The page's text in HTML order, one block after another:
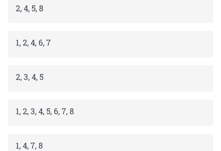
2, 4, 5, 8
1, 2, 4, 6, 7
2, 3, 4, 5
1, 2, 3, 4, 5, 6, 7, 8
1, 4, 7, 8